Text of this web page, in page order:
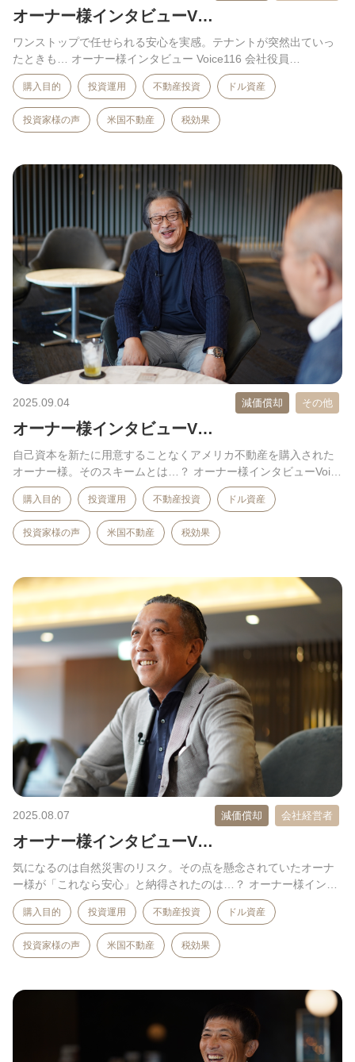
オーナー様インタビューV…
ワンストップで任せられる安心を実感。テナントが突然出ていっ
たときも… オーナー様インタビュー Voice116 会社役員…
購入目的 投資運用 不動産投資 ドル資産
投資家様の声 米国不動産 税効果
2025.09.04 減価償却 その他
オーナー様インタビューV…
自己資本を新たに用意することなくアメリカ不動産を購入された
オーナー様。そのスキームとは…？ オーナー様インタビューVoi…
購入目的 投資運用 不動産投資 ドル資産
投資家様の声 米国不動産 税効果
2025.08.07 減価償却 会社経営者
オーナー様インタビューV…
気になるのは自然災害のリスク。その点を懸念されていたオーナ
ー様が「これなら安心」と納得されたのは…？ オーナー様インタ
ビ…
購入目的 投資運用 不動産投資 ドル資産
投資家様の声 米国不動産 税効果